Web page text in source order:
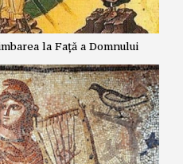
la Față a Domnului